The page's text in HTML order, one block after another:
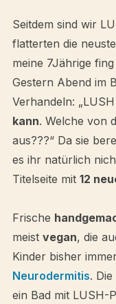
Seitdem sind wir
flatterten die
meine 7Jährige
Gestern Abend im
Verhandeln:
kann. Welche von
aus???“ Da sie
es ihr natürlich
Titelseite mit 12
Frische
meist vegan, die
Kinder bisher
Neurodermitis.
ein Bad mit LUSH-